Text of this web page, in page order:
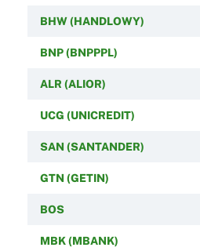
BHW (HANDLOWY)
BNP (BNPPPL)
ALR (ALIOR)
UCG (UNICREDIT)
SAN (SANTANDER)
GTN (GETIN)
BOS
MBK (MBANK)